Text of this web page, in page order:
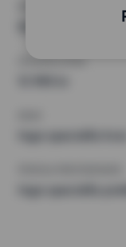
MINST ANTAL
HÖGSTA HYRA